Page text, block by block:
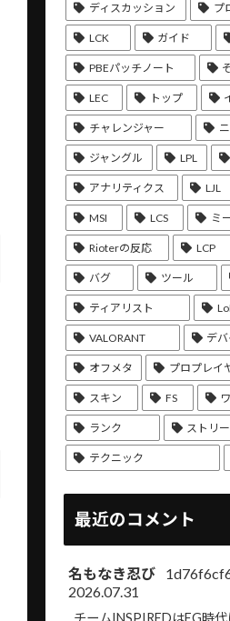
ディスカッション プ
LCK ガイド
PBEパッチノート
LEC トップ
チャレンジャー
ジャングル LPL
アナリティクス LJL
MSI LCS ミ
Rioterの反応 LCP
バグ ツール
ティアリスト
VALORANT デ
オフメタ プロプレイ
スキン FS
ランク ストリ
テクニック
最近のコメント
名もなき忍び
2026.07.31
チームINSPIREDはEG時